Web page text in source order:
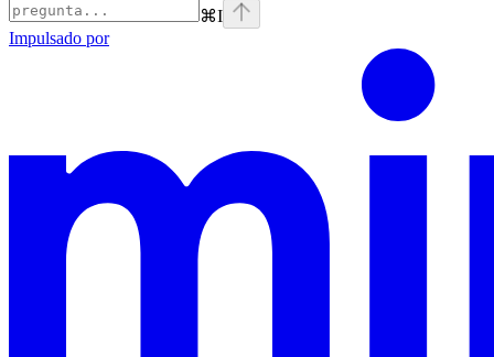
⌘I
Impulsado por